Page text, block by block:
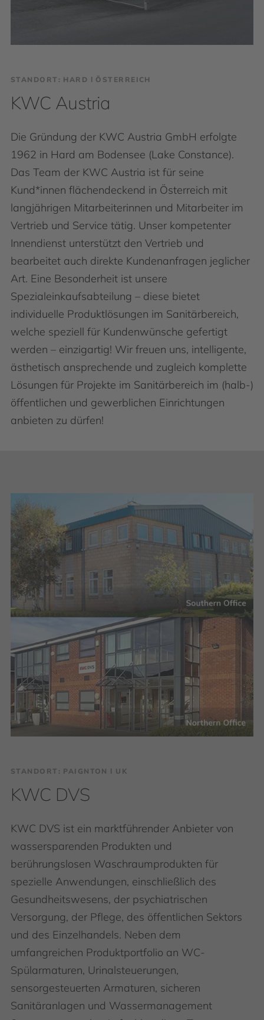
STANDORT: HARD І ÖSTERREICH
KWC Austria
Die Gründung der KWC Austria GmbH erfolgte
1962 in Hard am Bodensee (Lake Constance).
Das Team der KWC Austria ist für seine
Kund*innen flächendeckend in Österreich mit
langjährigen Mitarbeiterinnen und Mitarbeiter im
Vertrieb und Service tätig. Unser kompetenter
Innendienst unterstützt den Vertrieb und
bearbeitet auch direkte Kundenanfragen jeglicher
Art. Eine Besonderheit ist unsere
Spezialeinkaufsabteilung – diese bietet
individuelle Produktlösungen im Sanitärbereich,
welche speziell für Kundenwünsche gefertigt
werden – einzigartig! Wir freuen uns, intelligente,
ästhetisch ansprechende und zugleich komplette
Lösungen für Projekte im Sanitärbereich im (halb-)
öffentlichen und gewerblichen Einrichtungen
anbieten zu dürfen!
STANDORT: PAIGNTON І UK
KWC DVS
KWC DVS ist ein marktführender Anbieter von
wassersparenden Produkten und
berührungslosen Waschraumprodukten für
spezielle Anwendungen, einschließlich des
Gesundheitswesens, der psychiatrischen
Versorgung, der Pflege, des öffentlichen Sektors
und des Einzelhandels. Neben dem
umfangreichen Produktportfolio an WC-
Spülarmaturen, Urinalsteuerungen,
sensorgesteuerten Armaturen, sicheren
Sanitäranlagen und Wassermanagement